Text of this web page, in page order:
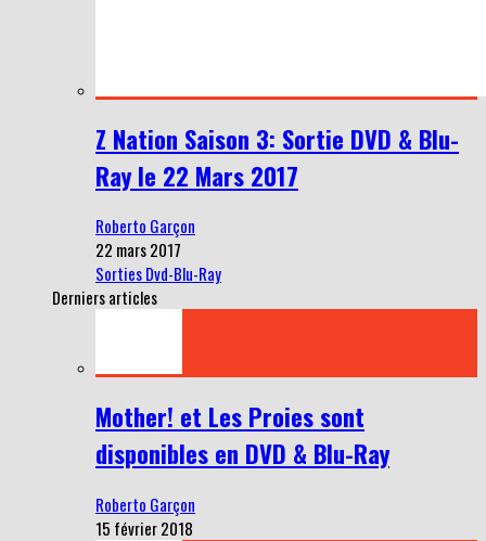
Z Nation Saison 3: Sortie DVD & Blu-
Ray le 22 Mars 2017
Roberto Garçon
22 mars 2017
Sorties Dvd-Blu-Ray
Derniers articles
Mother! et Les Proies sont
disponibles en DVD & Blu-Ray
Roberto Garçon
15 février 2018